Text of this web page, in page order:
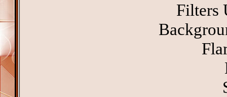
Filters